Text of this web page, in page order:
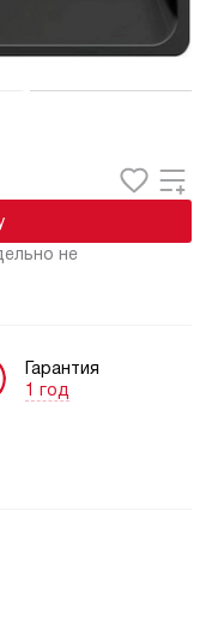
не
Гарантия
1 год